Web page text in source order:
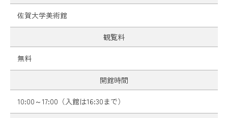
佐賀大学美術館
観覧料
無料
開館時間
10:00～17:00（入館は16:30まで）